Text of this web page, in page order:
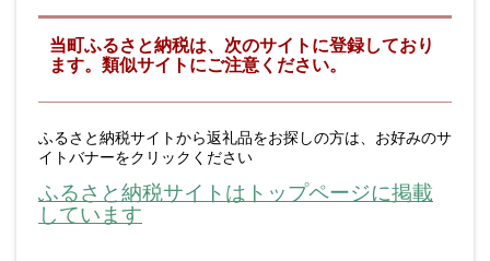
当町ふるさと納税は、次のサイトに登録しており
ます。類似サイトにご注意ください。
ふるさと納税サイトから返礼品をお探しの方は、お好みのサ
イトバナーをクリックください
ふるさと納税サイトはトップページに掲載
しています